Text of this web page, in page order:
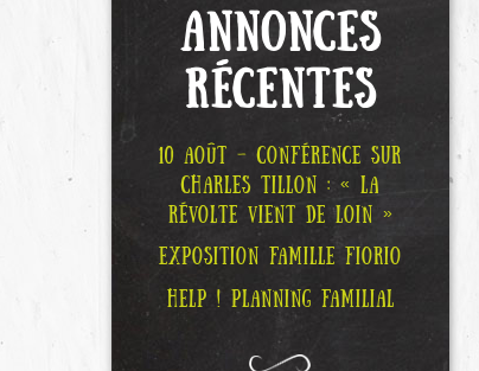
ANNONCES
RÉCENTES
10 AOÛT – CONFÉRENCE SUR
CHARLES TILLON : « LA
RÉVOLTE VIENT DE LOIN »
EXPOSITION FAMILLE FIORIO
HELP ! PLANNING FAMILIAL